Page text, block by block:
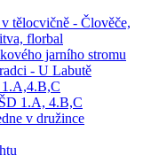
tělocvičně - Člověče,
florbal
jarního stromu
- U Labutě
1.A,4.B,C
1.A, 4.B,C
v družince